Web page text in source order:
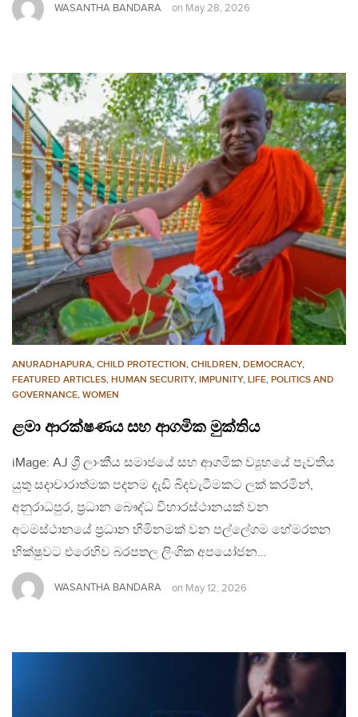
WASANTHA BANDARA on May 28, 2026
ANURADHAPURA, CHILD PROTECTION, CHILDREN, DEMOCRACY,
FEATURED ARTICLES, HUMAN SECURITY, IMPUNITY, LIFE, POLITICS AND
GOVERNANCE, WOMEN
ළමා ආරක්ෂණය සහ ආගමික මුක්තිය
iMage: AJ ශ්‍රී ලාංකීය සමාජයේ සහ ආගමික ව්‍යුහයේ පැවතිය
යුතු සදාචාරාත්මක පදනම දැඩි බිදවැටීමකට ලක් කරමින්,
අනුරාධපුර, ප්‍රධාන බෞද්ධ විහාරස්ථානයක් වන
අටමස්ථානයේ ප්‍රධාන හිමිනමක් වන පල්ලේගම හේමරතන
භික්ෂුවට එරෙහිව බරපතල ලිංගික අපයෝජන…
WASANTHA BANDARA on May 12, 2026